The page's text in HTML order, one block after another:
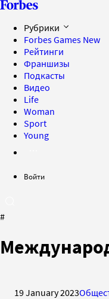
Рубрики
Forbes Games New
Рейтинги
Франшизы
Подкасты
Видео
Life
Woman
Sport
Young
Войти
#
19 January 2023